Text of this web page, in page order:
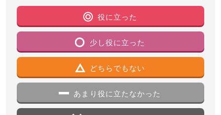
役に立った
少し役に立った
どちらでもない
あまり役に立たなかった